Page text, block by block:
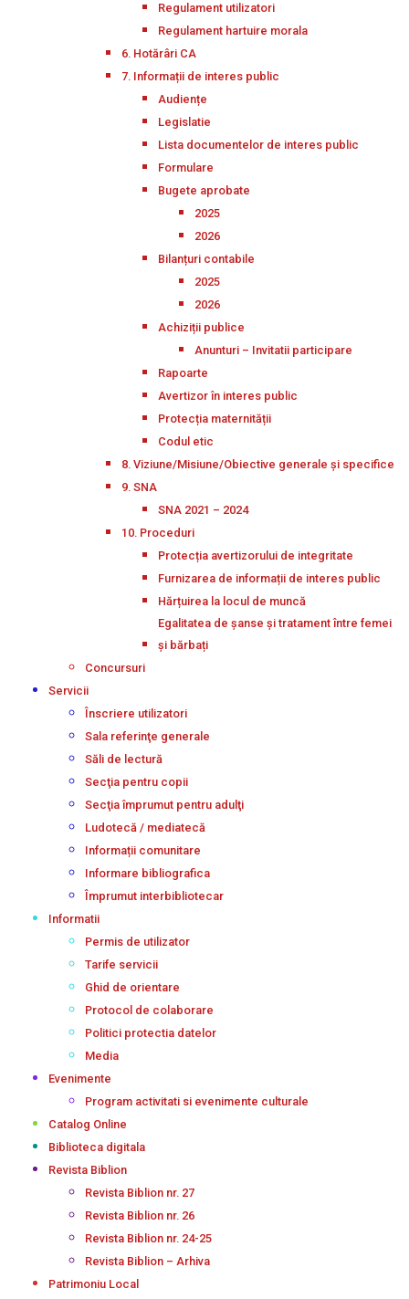
Regulament utilizatori
Regulament hartuire morala
6. Hotărâri CA
7. Informații de interes public
Audiențe
Legislatie
Lista documentelor de interes public
Formulare
Bugete aprobate
2025
2026
Bilanțuri contabile
2025
2026
Achiziții publice
Anunturi – Invitatii participare
Rapoarte
Avertizor în interes public
Protecția maternității
Codul etic
8. Viziune/Misiune/Obiective generale și specifice
9. SNA
SNA 2021 – 2024
10. Proceduri
Protecția avertizorului de integritate
Furnizarea de informații de interes public
Hărțuirea la locul de muncă
Egalitatea de șanse și tratament între femei
și bărbați
Concursuri
Servicii
Înscriere utilizatori
Sala referinţe generale
Săli de lectură
Secţia pentru copii
Secţia împrumut pentru adulţi
Ludotecă / mediatecă
Informații comunitare
Informare bibliografica
Împrumut interbibliotecar
Informatii
Permis de utilizator
Tarife servicii
Ghid de orientare
Protocol de colaborare
Politici protectia datelor
Media
Evenimente
Program activitati si evenimente culturale
Catalog Online
Biblioteca digitala
Revista Biblion
Revista Biblion nr. 27
Revista Biblion nr. 26
Revista Biblion nr. 24-25
Revista Biblion – Arhiva
Patrimoniu Local